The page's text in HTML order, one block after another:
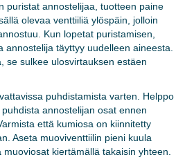
puristat annostelijaa, tuotteen paine
olevaa venttiiliä ylöspäin, jolloin
Kun lopetat puristamisen,
annostelija täyttyy uudelleen aineesta.
se sulkee ulosvirtauksen estäen
puhdistamista varten. Helppo
annostelijan osat ennen
että kumiosa on kiinnitetty
Aseta muoviventtiilin pieni kuula
muoviosat kiertämällä takaisin yhteen.